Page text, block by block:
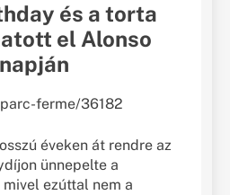
és a torta
el Alonso
ferme/36182
éveken át rendre az
ünnepelte a
ezúttal nem a